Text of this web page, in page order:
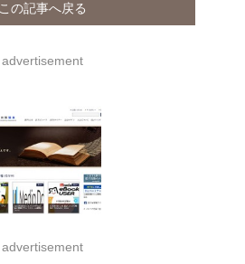
この記事へ戻る
advertisement
advertisement